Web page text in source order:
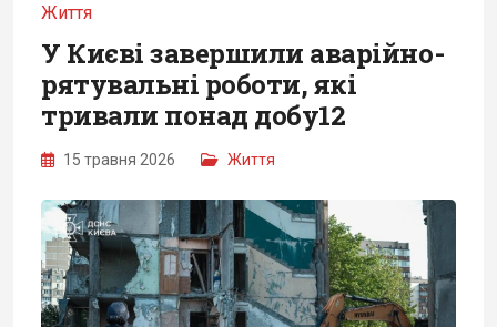
Життя
У Києві завершили аварійно-
рятувальні роботи, які
тривали понад добу12
15 травня 2026 Життя